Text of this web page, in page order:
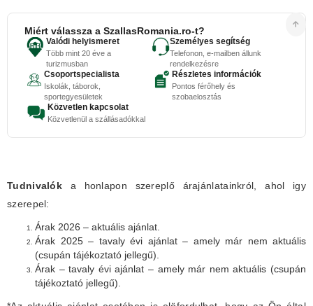
Miért válassza a SzallasRomania.ro-t?
Valódi helyismeret
Több mint 20 éve a
turizmusban
Személyes segítség
Telefonon, e-mailben állunk
rendelkezésre
Csoportspecialista
Iskolák, táborok,
sportegyesületek
Részletes információk
Pontos férőhely és
szobaelosztás
Közvetlen kapcsolat
Közvetlenül a szállásadókkal
Tudnivalók a honlapon szereplő árajánlatainkról, ahol igy
szerepel:
Árak 2026 – aktuális ajánlat.
Árak 2025 – tavaly évi ajánlat – amely már nem aktuális
(csupán tájékoztató jellegű).
Árak – tavaly évi ajánlat – amely már nem aktuális (csupán
tájékoztató jellegű).